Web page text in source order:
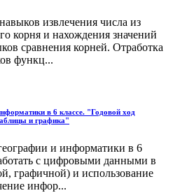
извлечения числа из
корня и нахождения значений
сравнения корней. Отработка
функц...
в 6 классе. "Годовой ход
и графика"
и информатики в 6
с цифровыми данными в
графичной) и использование
инфор...